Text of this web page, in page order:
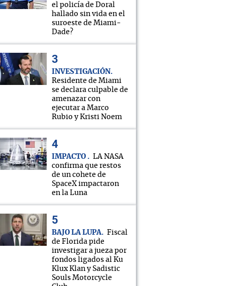
el policía de Doral
hallado sin vida en el
suroeste de Miami-
Dade?
INVESTIGACIÓN
Residente de Miami
se declara culpable de
amenazar con
ejecutar a Marco
Rubio y Kristi Noem
IMPACTO
LA NASA
confirma que restos
de un cohete de
SpaceX impactaron
en la Luna
BAJO LA LUPA
Fiscal
de Florida pide
investigar a jueza por
fondos ligados al Ku
Klux Klan y Sadistic
Souls Motorcycle